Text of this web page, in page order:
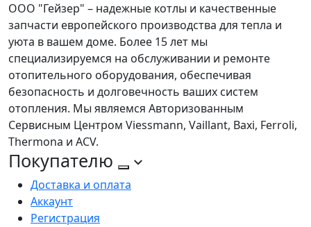
ООО "Гейзер" – надежные котлы и качественные
запчасти европейского производства для тепла и
уюта в вашем доме. Более 15 лет мы
специализируемся на обслуживании и ремонте
отопительного оборудования, обеспечивая
безопасность и долговечность ваших систем
отопления. Мы являемся Авторизованным
Сервисным Центром Viessmann, Vaillant, Baxi, Ferroli,
Thermona и ACV.
Покупателю
Доставка и оплата
Аккаунт
Регистрация